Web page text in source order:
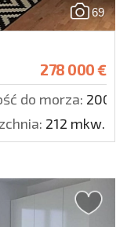
69
278 000 €
do morza: 2000
212 mkw.